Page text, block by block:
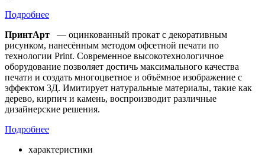
Подробнее
ПринтАрт
— оцинкованный прокат с декоративным
рисунком, нанесённым методом офсетной печати по
технологии Print. Современное высокотехнологичное
оборудование позволяет достичь максимального качества
печати и создать многоцветное и объёмное изображение с
эффектом 3Д. Имитирует натуральные материалы, такие как
дерево, кирпич и камень, воспроизводит различные
дизайнерские решения.
Подробнее
характеристики